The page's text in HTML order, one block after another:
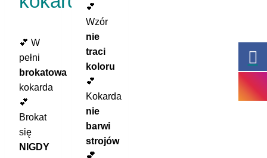
💕 W
pełni
brokatowa
kokarda
💕
Brokat
się
NIGDY
💕
Wzór
nie
traci
koloru
💕
Kokarda
nie
barwi
strojów
💕